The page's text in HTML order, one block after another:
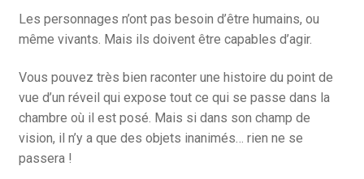
Les personnages n’ont pas besoin d’être humains, ou
même vivants. Mais ils doivent être capables d’agir.
Vous pouvez très bien raconter une histoire du point de
vue d’un réveil qui expose tout ce qui se passe dans la
chambre où il est posé. Mais si dans son champ de
vision, il n’y a que des objets inanimés… rien ne se
passera !